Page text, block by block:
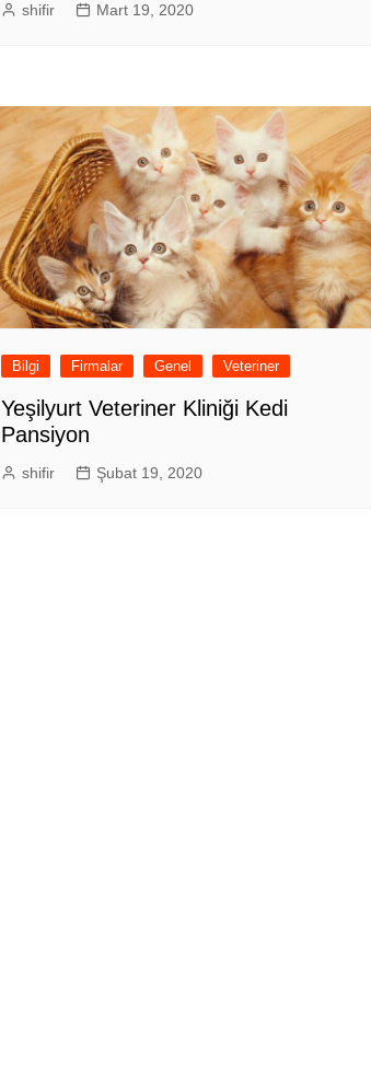
shifir Mart 19, 2020
Bilgi Firmalar Genel Veteriner
Yeşilyurt Veteriner Kliniği Kedi
Pansiyon
shifir Şubat 19, 2020